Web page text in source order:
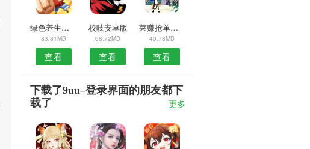
绿色养生平台安卓版
83.81MB
查看
校吱安卓版
68.72MB
查看
莱赚抢单安卓版
40.78MB
查看
下载了9uu–登录界面的朋友都下
载了
更多